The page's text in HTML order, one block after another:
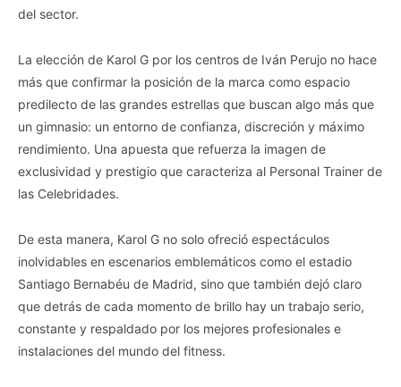
del sector.
La elección de Karol G por los centros de Iván Perujo no hace
más que confirmar la posición de la marca como espacio
predilecto de las grandes estrellas que buscan algo más que
un gimnasio: un entorno de confianza, discreción y máximo
rendimiento. Una apuesta que refuerza la imagen de
exclusividad y prestigio que caracteriza al Personal Trainer de
las Celebridades.
De esta manera, Karol G no solo ofreció espectáculos
inolvidables en escenarios emblemáticos como el estadio
Santiago Bernabéu de Madrid, sino que también dejó claro
que detrás de cada momento de brillo hay un trabajo serio,
constante y respaldado por los mejores profesionales e
instalaciones del mundo del fitness.